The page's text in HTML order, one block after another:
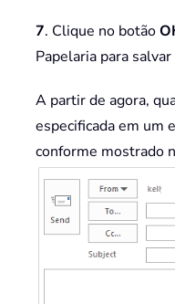
7. Clique no botão
Papelaria para
A partir de agora,
especificada em um
conforme mostrado